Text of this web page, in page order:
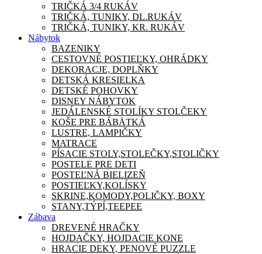
TRIČKÁ 3/4 RUKÁV
TRIČKÁ, TUNIKY, DL.RUKÁV
TRIČKÁ, TUNIKY, KR. RUKÁV
Nábytok
BAZENIKY
CESTOVNÉ POSTIEĽKY, OHRÁDKY
DEKORACJE, DOPLŇKY
DETSKÁ KRESIELKA
DETSKÉ POHOVKY
DISNEY NÁBYTOK
JEDÁLENSKÉ STOLÍKY STOLČEKY
KOŠE PRE BÁBÄTKÁ
LUSTRE, LAMPIČKY
MATRACE
PÍSACIE STOLY,STOLEČKY,STOLIČKY
POSTELE PRE DETI
POSTEĽNÁ BIELIZEŇ
POSTIEĽKY,KOLÍSKY
SKRINE,KOMODY,POLIČKY, BOXY
STANY,TÝPÍ,TEEPEE
Zábava
DREVENÉ HRAČKY
HOJDAČKY, HOJDACIE KONE
HRACIE DEKY, PENOVÉ PUZZLE